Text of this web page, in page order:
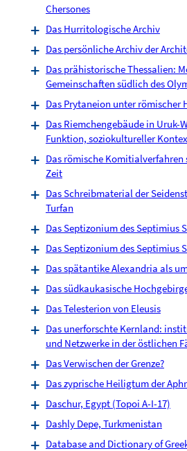
Chersones
Das Hurritologische Archiv
Das persönliche Archiv der
Das prähistorische Thessalien:
Gemeinschaften südlich des
Das Prytaneion unter römischer
Das Riemchengebäude in Uruk-
Funktion, soziokultureller
Das römische
Zeit
Das Schreibmaterial der
Turfan
Das Septizonium des Septimius
Das Septizonium des Septimius
Das spätantike Alexandria als
Das südkaukasische
Das Telesterion von Eleusis
Das unerforschte Kernland:
und Netzwerke in der östlichen
Das Verwischen der Grenze?
Das zyprische Heiligtum der
Daschur, Egypt (Topoi A-I-17)
Dashly Depe, Turkmenistan
Database and Dictionary of